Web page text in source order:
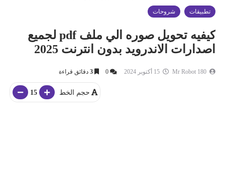
تطبيقات شروحات
كيفيه تحويل صوره الي ملف pdf لجميع
اصدارات الاندرويد بدون انترنت 2025
Mr Robot 180
0
3دقائق قراءة
حجم الخط 15